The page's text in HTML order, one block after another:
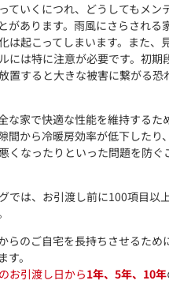
ていくにつれ、どうしてもメン
があります。雨風にさらされる
は起こってしまいます。また、
には特に注意が必要です。初期
置すると大きな被害に繋がる恐
な家で快適な性能を維持するた
間から冷暖房効率が低下したり
くなったりといった問題を防ぐ
では、お引渡し前に100項目以
らのご自宅を長持ちさせるため
。
お引渡し日から1年、5年、10年